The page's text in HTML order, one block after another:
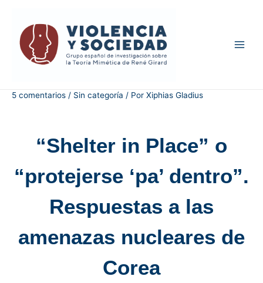
5 comentarios / Sin categoría / Por Xiphias Gladius
“Shelter in Place” o
“protejerse ‘pa’ dentro”.
Respuestas a las
amenazas nucleares de
Corea